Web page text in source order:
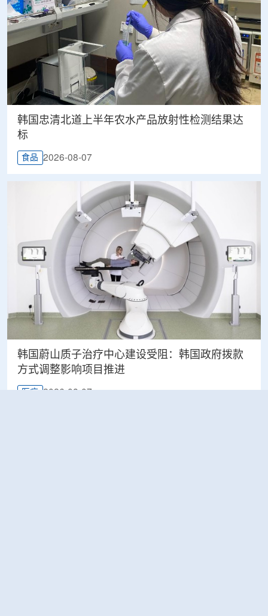
韩国忠清北道上半年农水产品放射性检测结果达
标
食品 2026-08-07
韩国蔚山质子治疗中心建设受阻：韩国政府拨款
方式调整影响项目推进
医疗 2026-08-07